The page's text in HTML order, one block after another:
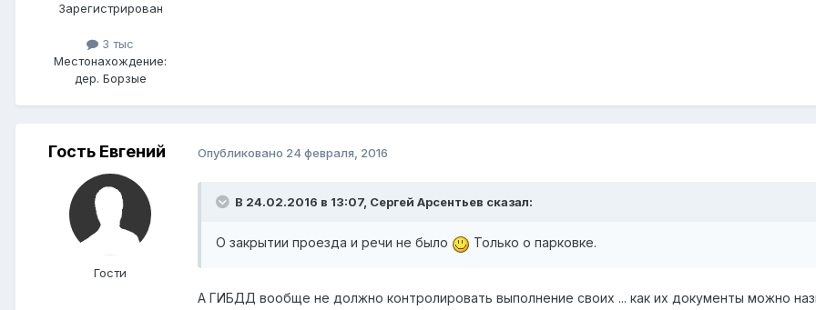
Зарегистрирован
3 тыс
Местонахождение:
дер. Борзые
Гость Евгений
Гости
Опубликовано 24 февраля, 2016
В 24.02.2016 в 13:07, Сергей Арсентьев сказал:
О закрытии проезда и речи не было Только о парковке.
А ГИБДД вообще не должно контролировать выполнение своих ... как их документы можно